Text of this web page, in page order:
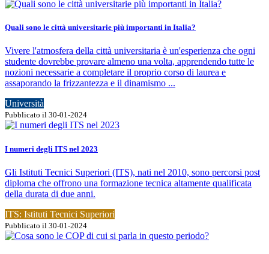
Quali sono le città universitarie più importanti in Italia?
Vivere l'atmosfera della città universitaria è un'esperienza che ogni
studente dovrebbe provare almeno una volta, apprendendo tutte le
nozioni necessarie a completare il proprio corso di laurea e
assaporando la frizzantezza e il dinamismo ...
Università
Pubblicato il 30-01-2024
I numeri degli ITS nel 2023
Gli Istituti Tecnici Superiori (ITS), nati nel 2010, sono percorsi post
diploma che offrono una formazione tecnica altamente qualificata
della durata di due anni.
ITS: Istituti Tecnici Superiori
Pubblicato il 30-01-2024